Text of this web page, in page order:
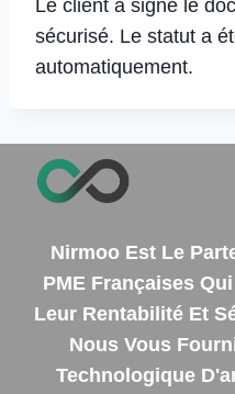
Le client a signé le
sécurisé. Le statut a
automatiquement.
Nirmoo Est Le
PME Françaises
Leur Rentabilité Et
Nous Vous
Technologique